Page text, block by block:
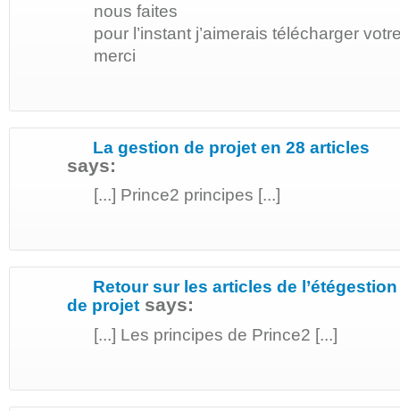
nous faites
pour l’instant j’aimerais télécharger
merci
La gestion de projet en 28 articles
says:
[...] Prince2 principes [...]
Retour sur les articles de l’étégestion
de projet says:
[...] Les principes de Prince2 [...]